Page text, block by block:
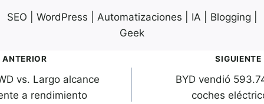
SEO | WordPress | Automatizaciones | IA | Blogging |
Geek
ANTERIOR
vs. Largo alcance
a rendimiento
SIGUIENTE
BYD vendió
coches